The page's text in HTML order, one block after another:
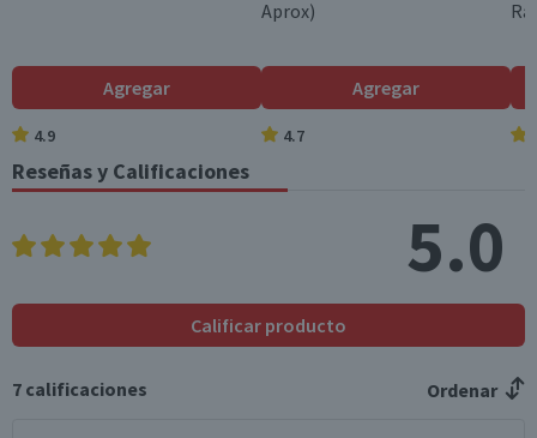
Agregar
4.9
Aprox)
Agregar
4.7
Reseñas y Calificaciones
5.0
Calificar producto
7 calificaciones Ordenar